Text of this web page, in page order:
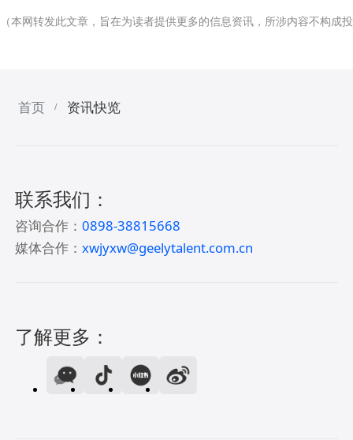
（本网转发此文章，旨在为读者提供更多的信息资讯，所涉内容不构
首页 / 资讯快览
联系我们：
咨询合作：0898-38815668
媒体合作：xwjyxw@geelytalent.com.cn
了解更多：